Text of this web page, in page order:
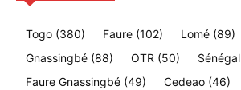
Togo (380) Faure (102) Lomé (89)
Gnassingbé (88) OTR (50) Sénégal
Faure Gnassingbé (49) Cedeao (46)